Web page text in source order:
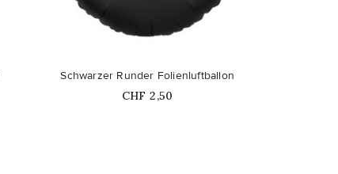
Schwarzer Runder Folienluftballon
Price
CHF 2,50